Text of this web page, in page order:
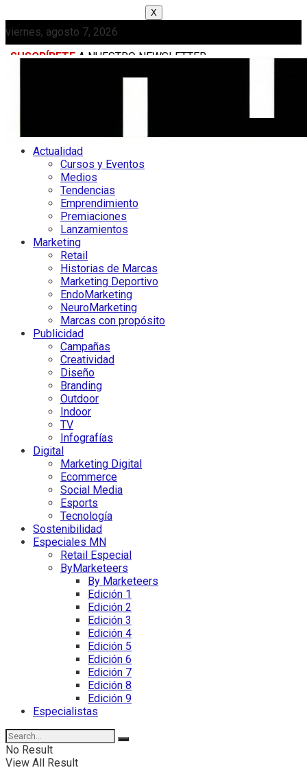
X
viernes, agosto 7, 2026
SUSCRÍBETE A NUESTRO NEWSLETTER
Actualidad
Cursos y Eventos
Medios
Tendencias
Emprendimiento
Premiaciones
Lanzamientos
Marketing
Retail
Historias de Marcas
Marketing Deportivo
EndoMarketing
NeuroMarketing
Marcas con propósito
Publicidad
Campañas
Creatividad
Diseño
Branding
Outdoor
Indoor
TV
Infografías
Digital
Marketing Digital
Ecommerce
Social Media
Esports
Tecnología
Sostenibilidad
Especiales MN
Retail Especial
ByMarketeers
By Marketeers
Edición 1
Edición 2
Edición 3
Edición 4
Edición 5
Edición 6
Edición 7
Edición 8
Edición 9
Especialistas
No Result
View All Result